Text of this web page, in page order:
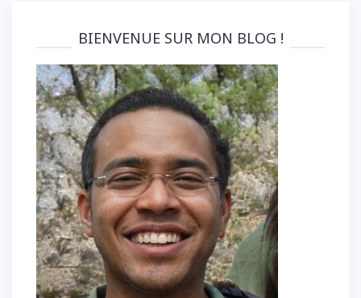
BIENVENUE SUR MON BLOG !